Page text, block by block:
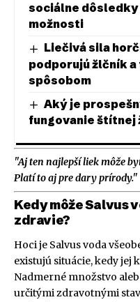
sociálne
možnosti
Liečivá sila
podporujú žlčník
spôsobom
Aký je
fungovanie štítnej
"Aj ten najlepší liek môže
Platí to aj pre dary prírody."
Kedy môže Salvus
zdravie?
Hoci je Salvus voda
existujú situácie, kedy jej
Nadmerné množstvo
určitými zdravotnými